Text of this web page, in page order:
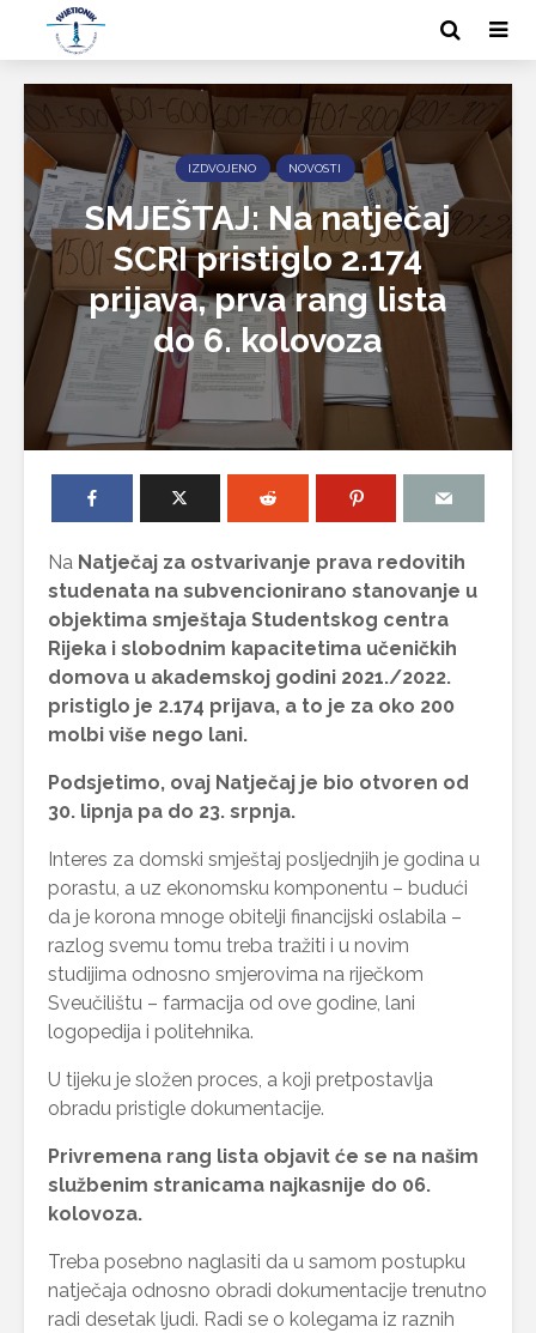
IZDVOJENO NOVOSTI
SMJEŠTAJ: Na natječaj
SCRI pristiglo 2.174
prijava, prva rang lista
do 6. kolovoza
Na Natječaj za ostvarivanje prava redovitih
studenata na subvencionirano stanovanje u
objektima smještaja Studentskog centra
Rijeka i slobodnim kapacitetima učeničkih
domova u akademskoj godini 2021./2022.
pristiglo je 2.174 prijava, a to je za oko 200
molbi više nego lani.
Podsjetimo, ovaj Natječaj je bio otvoren od
30. lipnja pa do 23. srpnja.
Interes za domski smještaj posljednjih je godina u
porastu, a uz ekonomsku komponentu – budući
da je korona mnoge obitelji financijski oslabila –
razlog svemu tomu treba tražiti i u novim
studijima odnosno smjerovima na riječkom
Sveučilištu – farmacija od ove godine, lani
logopedija i politehnika.
U tijeku je složen proces, a koji pretpostavlja
obradu pristigle dokumentacije.
Privremena rang lista objavit će se na našim
službenim stranicama najkasnije do 06.
kolovoza.
Treba posebno naglasiti da u samom postupku
natječaja odnosno obradi dokumentacije trenutno
radi desetak ljudi. Radi se o kolegama iz raznih